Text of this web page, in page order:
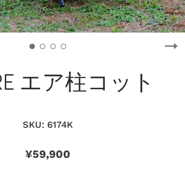
エア柱コット
SKU: 6174K
¥59,900